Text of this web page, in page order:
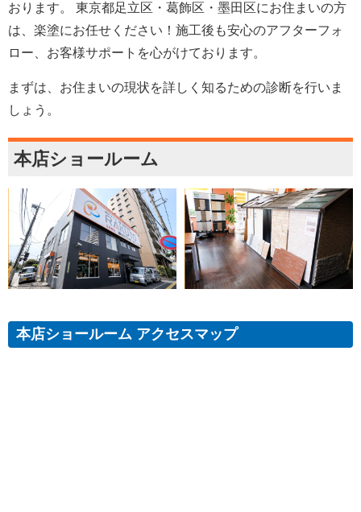
おります。 東京都足立区・葛飾区・墨田区にお住まいの方
は、楽塗にお任せください！施工後も安心のアフターフォ
ロー、お客様サポートを心がけております。
まずは、お住まいの現状を詳しく知るための診断を行いま
しょう。
本店ショールーム
本店ショールーム アクセスマップ